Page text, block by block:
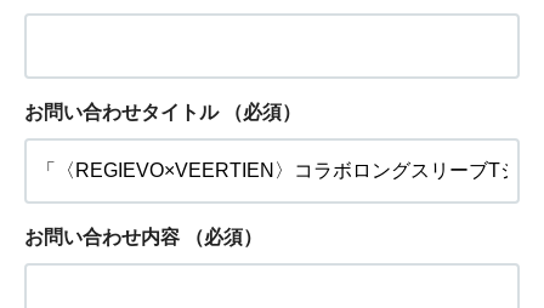
お問い合わせタイトル （必須）
お問い合わせ内容 （必須）